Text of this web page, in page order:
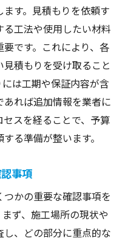
す。見積もりを依頼す
工法や使用したい材料
です。これにより、各
積もりを受け取ること
は工期や保証内容が含
れば追加情報を業者に
スを経ることで、予算
る準備が整います。
事項
かの重要な確認事項を
ず、施工場所の現状や
、どの部分に重点的な